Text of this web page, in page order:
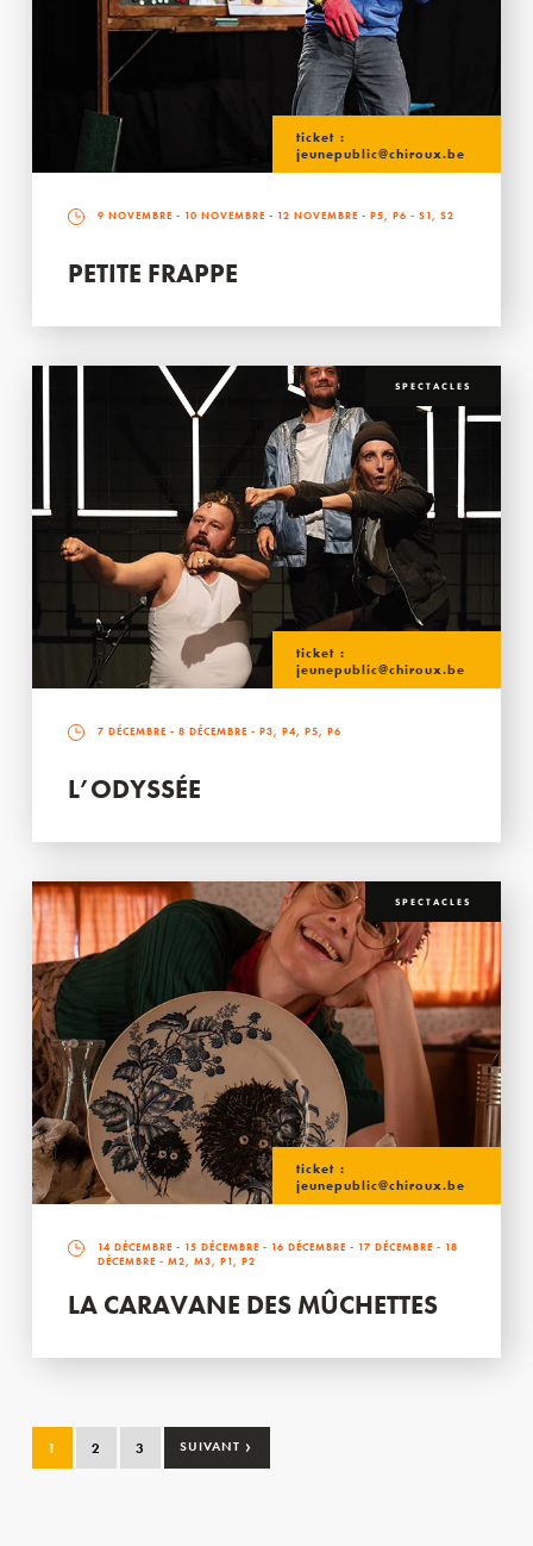
ticket :
jeunepublic@chiroux.be
9 NOVEMBRE - 10 NOVEMBRE - 12 NOVEMBRE - P5, P6 - S1, S2
PETITE FRAPPE
SPECTACLES
ticket :
jeunepublic@chiroux.be
7 DÉCEMBRE - 8 DÉCEMBRE - P3, P4, P5, P6
L’ODYSSÉE
SPECTACLES
ticket :
jeunepublic@chiroux.be
14 DÉCEMBRE - 15 DÉCEMBRE - 16 DÉCEMBRE - 17 DÉCEMBRE - 18
DÉCEMBRE - M2, M3, P1, P2
LA CARAVANE DES MÛCHETTES
1 2 3 SUIVANT ›